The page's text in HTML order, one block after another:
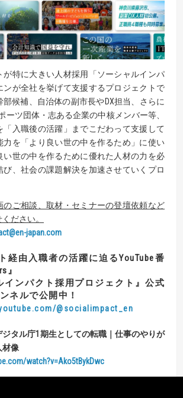
が特に大きい人材採用「ソーシャルインパ
ンが全社を挙げて支援するプロジェクトで
候補、自治体の副市長やDX担当、さらに
ーツ団体・志ある企業の中核メンバー等、
「入職後の活躍」までこだわって支援して
力を「より良い世の中を作るため」に使い
い世の中を作るために優れた人材の力を必
び、社会の課題解決を加速させていくプロ
のご相談、取材・セミナーの登壇依頼など
ださい。
japan.com
経由入職者の活躍に迫るYouTube番
』
インパクト採用プロジェクト』公式
ネルで公開中！
@socialimpact_en
ジタル庁1 期生としての転職｜仕事のやりが
材像
watch?v=Ako5tBykDwc